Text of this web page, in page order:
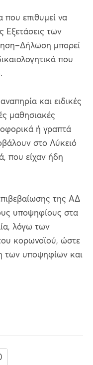
που επιθυμεί να
Εξετάσεις των
μπορεί
που
και ειδικές
μαθησιακές
ή γραπτά
στο Λύκειό
που είχαν ήδη
της ΑΔ
υποψηφίους στα
λόγω των
κορωνοϊού, ώστε
των υποψηφίων και